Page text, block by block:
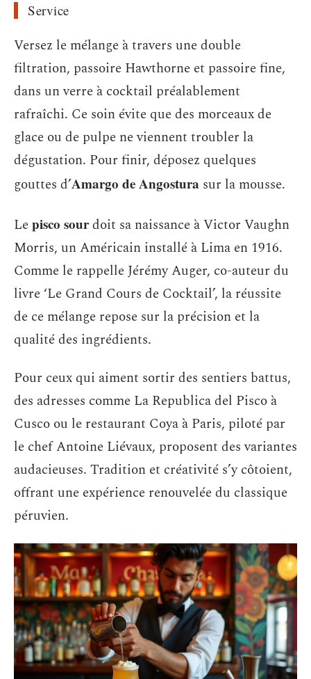
Service
Versez le mélange à travers une double
filtration, passoire Hawthorne et passoire fine,
dans un verre à cocktail préalablement
rafraîchi. Ce soin évite que des morceaux de
glace ou de pulpe ne viennent troubler la
dégustation. Pour finir, déposez quelques
gouttes d’Amargo de Angostura sur la mousse.
Lepisco sourdoit sa naissance à Victor Vaughn
Morris, un Américain installé à Lima en 1916.
Comme le rappelle Jérémy Auger, co-auteur du
livre ‘Le Grand Cours de Cocktail’, la réussite
de ce mélange repose sur la précision et la
qualité des ingrédients.
Pour ceux qui aiment sortir des sentiers battus,
des adresses comme La Republica del Pisco à
Cusco ou le restaurant Coya à Paris, piloté par
le chef Antoine Liévaux, proposent des variantes
audacieuses. Tradition et créativité s’y côtoient,
offrant une expérience renouvelée du classique
péruvien.